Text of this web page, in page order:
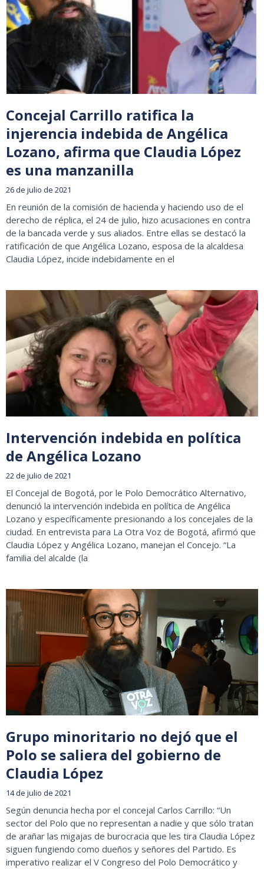
Concejal Carrillo ratifica la
injerencia indebida de Angélica
Lozano, afirma que Claudia López
es una manzanilla
26 de julio de 2021
En reunión de la comisión de hacienda y haciendo uso de el
derecho de réplica, el 24 de julio, hizo acusaciones en contra
de la bancada verde y sus aliados. Entre ellas se destacó la
ratificación de que Angélica Lozano, esposa de la alcaldesa
Claudia López, incide indebidamente en el
Intervención indebida en política
de Angélica Lozano
22 de julio de 2021
El Concejal de Bogotá, por le Polo Democrático Alternativo,
denunció la intervención indebida en política de Angélica
Lozano y específicamente presionando a los concejales de la
ciudad. En entrevista para La Otra Voz de Bogotá, afirmó que
Claudia López y Angélica Lozano, manejan el Concejo. “La
familia del alcalde (la
Grupo minoritario no dejó que el
Polo se saliera del gobierno de
Claudia López
14 de julio de 2021
Según denuncia hecha por el concejal Carlos Carrillo: “Un
sector del Polo que no representan a nadie y que sólo tratan
de arañar las migajas de burocracia que les tira Claudia López
siguen fungiendo como dueños y señores del Partido. Es
imperativo realizar el V Congreso del Polo Democrático y